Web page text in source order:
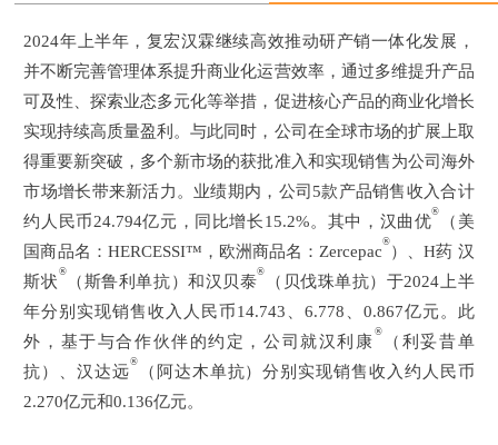
2024年上半年，复宏汉霖继续高效推动研产销一体化发展，
并不断完善管理体系提升商业化运营效率，通过多维提升产品
可及性、探索业态多元化等举措，促进核心产品的商业化增长
实现持续高质量盈利。与此同时，公司在全球市场的扩展上取
得重要新突破，多个新市场的获批准入和实现销售为公司海外
市场增长带来新活力。业绩期内，公司5款产品销售收入合计
约人民币24.794亿元，同比增长15.2%。其中，汉曲优
®
（美
国商品名：HERCESSI™，欧洲商品名：Zercepac
®
）、H药 汉
斯状
®
（斯鲁利单抗）和汉贝泰
®
（贝伐珠单抗）于2024上半
年分别实现销售收入人民币14.743、6.778、0.867亿元。此
外，基于与合作伙伴的约定，公司就汉利康
®
（利妥昔单
抗）、汉达远
®
（阿达木单抗）分别实现销售收入约人民币
2.270亿元和0.136亿元。